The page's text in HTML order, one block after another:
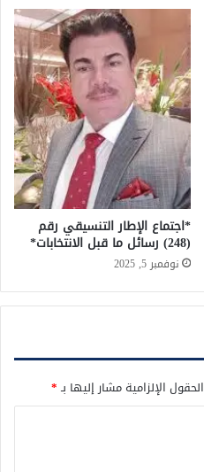
*اجتماع الإطار التنسيقي رقم
(248) رسائل ما قبل الانتخابات*
نوفمبر 5, 2025
الحقول الإلزامية مشار إليها بـ*